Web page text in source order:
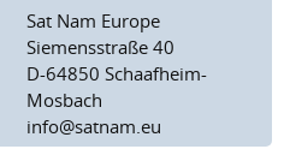
Sat Nam Europe
Siemensstraße 40
D-64850 Schaafheim-
Mosbach
info@satnam.eu